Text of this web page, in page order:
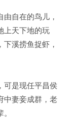
自在的鸟儿，
上天下地的玩
溪捞鱼捉虾，
可是现任平昌侯
中妻妾成群，老